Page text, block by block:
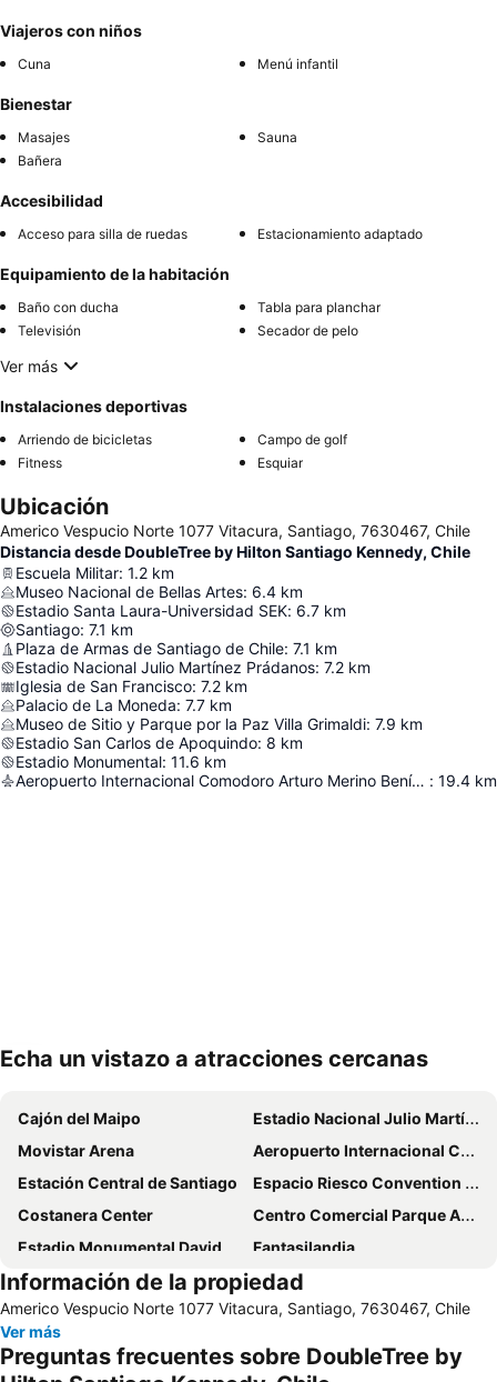
Viajeros con niños
Cuna Menú infantil
Bienestar
Masajes
Sauna
Bañera
Accesibilidad
Acceso para silla de ruedas Estacionamiento adaptado
Equipamiento de la habitación
Baño con ducha
Tabla para planchar
Televisión
Secador de pelo
Ver más
Instalaciones deportivas
Arriendo de bicicletas
Campo de golf
Fitness
Esquiar
Ubicación
Americo Vespucio Norte 1077 Vitacura, Santiago, 7630467, Chile
Distancia desde DoubleTree by Hilton Santiago Kennedy, Chile
Escuela Militar: 1.2 km
Museo Nacional de Bellas Artes: 6.4 km
Estadio Santa Laura-Universidad SEK: 6.7 km
Santiago: 7.1 km
Plaza de Armas de Santiago de Chile: 7.1 km
Estadio Nacional Julio Martínez Prádanos: 7.2 km
Iglesia de San Francisco: 7.2 km
Palacio de La Moneda: 7.7 km
Museo de Sitio y Parque por la Paz Villa Grimaldi: 7.9 km
Estadio San Carlos de Apoquindo: 8 km
Estadio Monumental: 11.6 km
Aeropuerto Internacional Comodoro Arturo Merino Benítez : 19.4 km
Echa un vistazo a atracciones cercanas
Cajón del Maipo
Estadio Nacional Julio Martínez Prádanos
Movistar Arena
Aeropuerto Internacional Comodoro Arturo Merino Benítez
Estación Central de Santiago
Espacio Riesco Convention Center
Costanera Center
Centro Comercial Parque Arauco
Estadio Monumental David Arellano
Fantasilandia
Festival Internacional Providencia Jazz
Barrio Lastarria
San Carlos de Apoquindo
Santa Laura Stadium
Templo Votivo de Maipu
Metro de Santiago
Barrio Bellavista
Plaza Ñunoa
Información de la propiedad
Americo Vespucio Norte 1077 Vitacura, Santiago, 7630467, Chile
Ver más
Preguntas frecuentes sobre DoubleTree by